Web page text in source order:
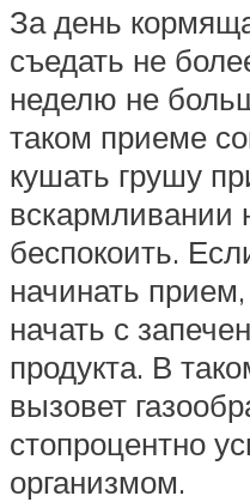
За день
съедать не
неделю не
таком приеме
кушать грушу
вскармливании
беспокоить.
начинать
начать с
продукта. В
вызовет
стопроцентно
организмом.